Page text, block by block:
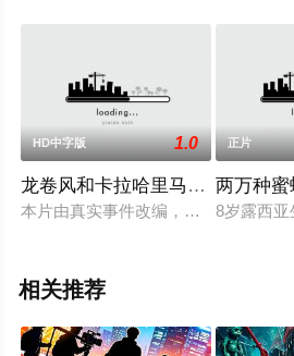
HD中字版 1.0
龙卷风和卡拉哈里马语者
本片由真实事件改编，讲述了一个关
正片
两万种蜜
8岁露西
相关推荐